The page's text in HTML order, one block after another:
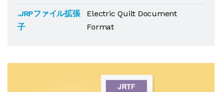
.JRPファイル拡張
子
Electric Quilt Document
Format